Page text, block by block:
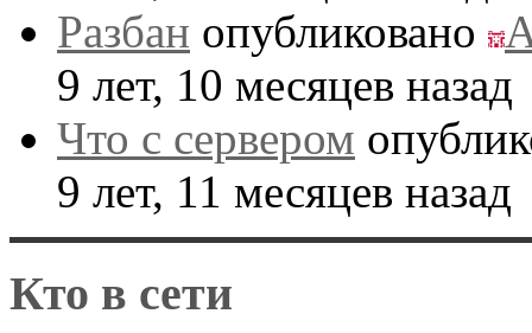
Разбан опубликовано
9 лет, 10 месяцев назад
Что с сервером
9 лет, 11 месяцев назад
Кто в сети